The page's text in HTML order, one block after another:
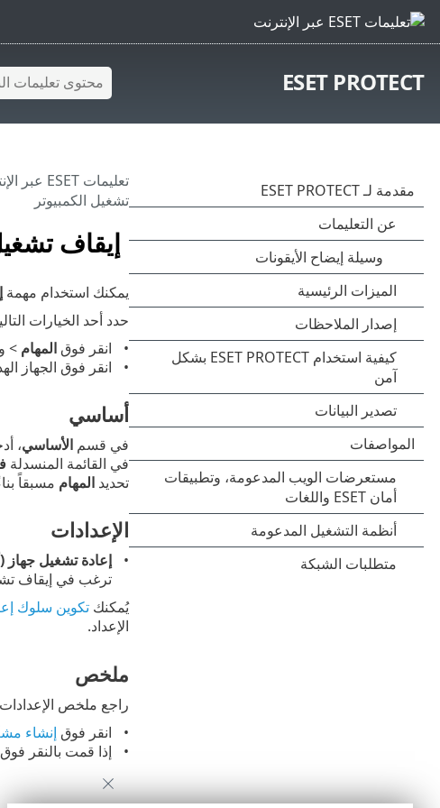
ESET PROTECT
إيقاف
تعليمات ESET عبر الإنترنت
تشغيل الكمبيوتر
يمكنك استخدام مهمة
حدد أحد الخيارات
انقر فوقالمهام >
انقر فوق الجهاز
أساسي
في قسم الأساسي،
في القائمة المنسدلة
تحديد المهام مسبقاً
الإعدادات
إعادة تشغيل جهاز
ترغب في إيقاف
يُمكنك تكوين سلوك
الإعداد.
ملخص
راجع ملخص
انقر فوق إنشاء
إذا قمت بالنقر فوق